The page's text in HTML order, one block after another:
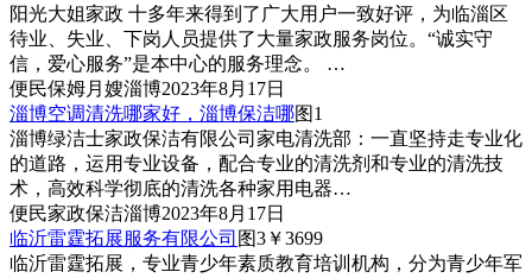
阳光大姐家政 十多年来得到了广大用户一致好评，为临淄区
待业、失业、下岗人员提供了大量家政服务岗位。“诚实守
信，爱心服务”是本中心的服务理念。 …
便民保姆月嫂淄博2023年8月17日
淄博空调清洗哪家好，淄博保洁哪图1
淄博绿洁士家政保洁有限公司家电清洗部：一直坚持走专业化
的道路，运用专业设备，配合专业的清洗剂和专业的清洗技
术，高效科学彻底的清洗各种家用电器…
便民家政保洁淄博2023年8月17日
临沂雷霆拓展服务有限公司 图3 ￥3699
临沂雷霆拓展，专业青少年素质教育培训机构，分为青少年军